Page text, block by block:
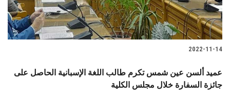
2022-11-14
عميد ألسن عين شمس تكرم طالب اللغة الإسبانية الحاصل على
جائزة السفارة خلال مجلس الكلية